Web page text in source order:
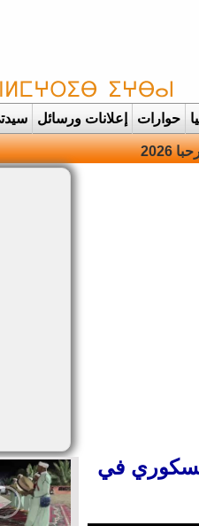
حوارات إعلانات ورسائل
في